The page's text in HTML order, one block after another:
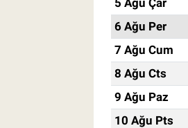
6 Ağu Per
7 Ağu Cum
8 Ağu Cts
9 Ağu Paz
10 Ağu Pts